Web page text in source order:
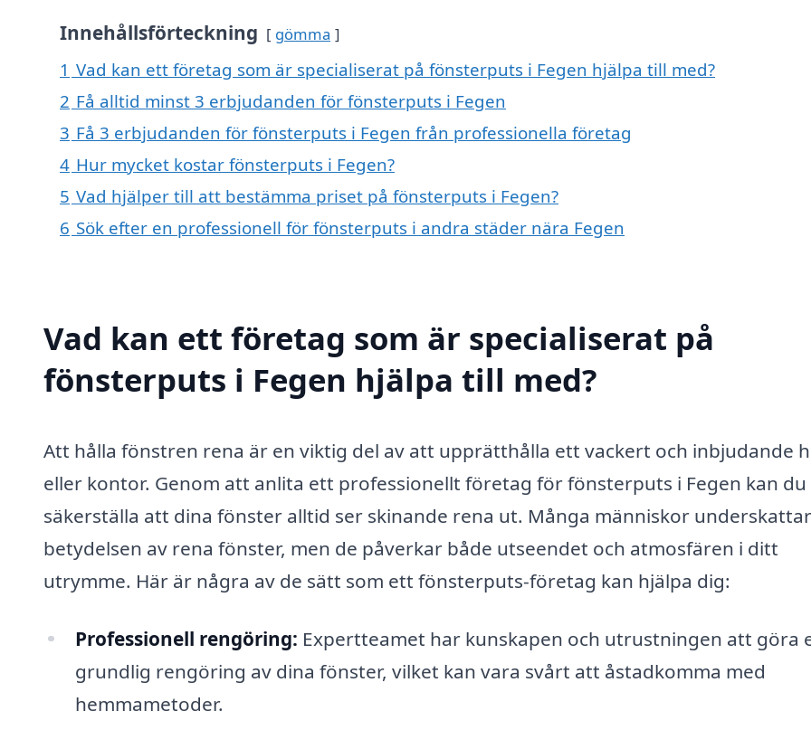
Innehållsförteckning gömma
1 Vad kan ett företag som är specialiserat på fönsterputs i Fegen hjälpa till med?
2 Få alltid minst 3 erbjudanden för fönsterputs i Fegen
3 Få 3 erbjudanden för fönsterputs i Fegen från professionella företag
4 Hur mycket kostar fönsterputs i Fegen?
5 Vad hjälper till att bestämma priset på fönsterputs i Fegen?
6 Sök efter en professionell för fönsterputs i andra städer nära Fegen
Vad kan ett företag som är specialiserat på
fönsterputs i Fegen hjälpa till med?
Att hålla fönstren rena är en viktig del av att upprätthålla ett vackert och inbjudande
eller kontor. Genom att anlita ett professionellt företag för fönsterputs i Fegen kan du
säkerställa att dina fönster alltid ser skinande rena ut. Många människor underskattar
betydelsen av rena fönster, men de påverkar både utseendet och atmosfären i ditt
utrymme. Här är några av de sätt som ett fönsterputs-företag kan hjälpa dig:
Professionell rengöring: Expertteamet har kunskapen och utrustningen att göra
grundlig rengöring av dina fönster, vilket kan vara svårt att åstadkomma med
hemmametoder.